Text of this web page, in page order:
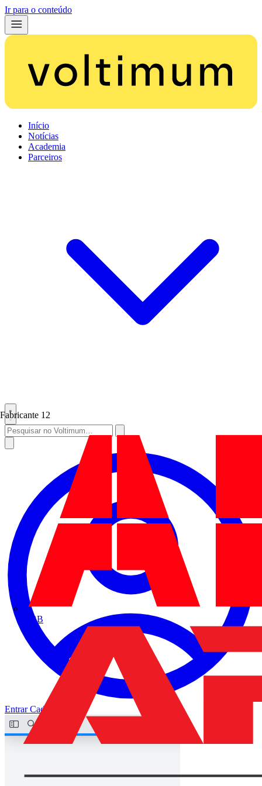
Ir para o conteúdo
Início
Notícias
Academia
Parceiros
Fabricante 12
ABB
EntrarCadastrar